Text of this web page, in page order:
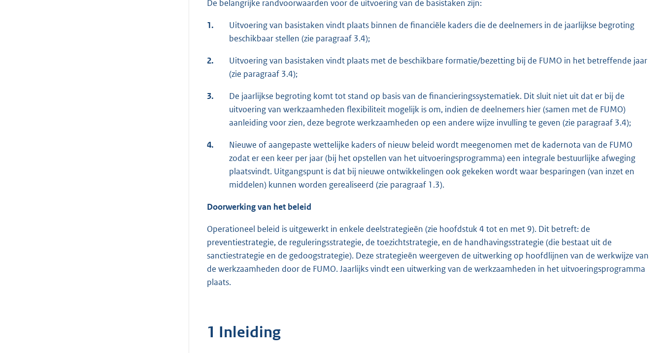
De belangrijke randvoorwaarden voor de uitvoering van de basistaken zijn:
1.
Uitvoering van basistaken vindt plaats binnen de financiële kaders die de deelnemers in de jaarlijkse begroting
beschikbaar stellen (zie paragraaf 3.4);
2.
Uitvoering van basistaken vindt plaats met de beschikbare formatie/bezetting bij de FUMO in het betreffende jaar
(zie paragraaf 3.4);
3.
De jaarlijkse begroting komt tot stand op basis van de financieringssystematiek. Dit sluit niet uit dat er bij de
uitvoering van werkzaamheden flexibiliteit mogelijk is om, indien de deelnemers hier (samen met de FUMO)
aanleiding voor zien, deze begrote werkzaamheden op een andere wijze invulling te geven (zie paragraaf 3.4);
4.
Nieuwe of aangepaste wettelijke kaders of nieuw beleid wordt meegenomen met de kadernota van de FUMO
zodat er een keer per jaar (bij het opstellen van het uitvoeringsprogramma) een integrale bestuurlijke afweging
plaatsvindt. Uitgangspunt is dat bij nieuwe ontwikkelingen ook gekeken wordt waar besparingen (van inzet en
middelen) kunnen worden gerealiseerd (zie paragraaf 1.3).
Doorwerking van het beleid
Operationeel beleid is uitgewerkt in enkele deelstrategieën (zie hoofdstuk 4 tot en met 9). Dit betreft: de
preventiestrategie, de reguleringsstrategie, de toezichtstrategie, en de handhavingsstrategie (die bestaat uit de
sanctiestrategie en de gedoogstrategie). Deze strategieën weergeven de uitwerking op hoofdlijnen van de werkwijze van
de werkzaamheden door de FUMO. Jaarlijks vindt een uitwerking van de werkzaamheden in het uitvoeringsprogramma
plaats.
1 Inleiding